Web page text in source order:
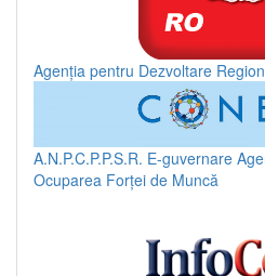
Agenția pentru Dezvoltare
A.N.P.C.P.P.S.R. E-guvernare
Ocuparea Forței de Muncă